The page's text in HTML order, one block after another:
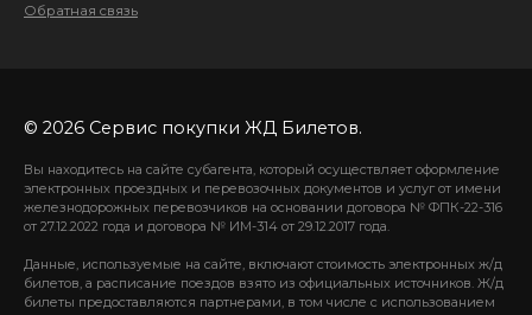
Обратная связь
© 2026 Сервис покупки ЖД Билетов.
Вы находитесь на сайте субагента, который осуществляет оформление
электронных проездных и перевозочных документов и услуг от имени
железнодорожных перевозчиков на основании договора № ФПК-22-316
от 27.12.2022 года и договора № ИМ-314 от 29.12.2017 года.
Данные, используемые на сайте, включают стоимость электронных ж/д
билетов, а расписание поездов взято из официальных источников. Ж/д
билеты предоставляются партнерами, в том числе с использованием